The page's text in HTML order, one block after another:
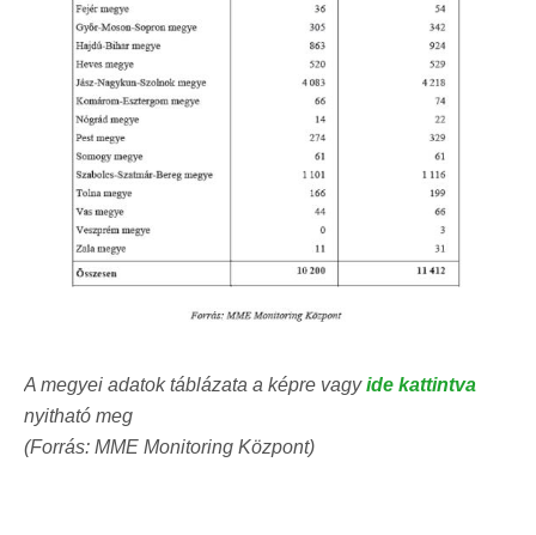
A megyei adatok táblázata a képre vagyide kattintva
nyitható meg
(Forrás: MME Monitoring Központ)